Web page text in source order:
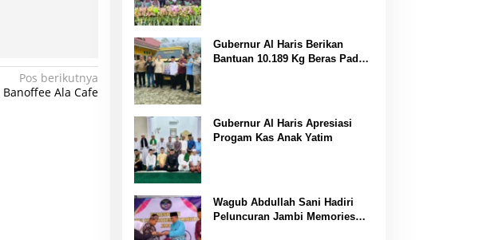
Pos berikutnya
Banoffee Ala Cafe
Gubernur Al Haris Berikan
Bantuan 10.189 Kg Beras Pada
Gubernur Al Haris Apresiasi
Progam Kas Anak Yatim
Wagub Abdullah Sani Hadiri
Peluncuran Jambi Memories